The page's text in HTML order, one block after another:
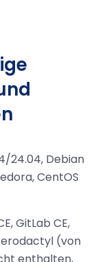
24.04, Debian
CentOS
GitLab CE,
(von
enthalten,